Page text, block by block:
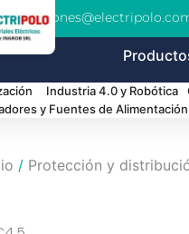
Industria 4.0 y Robótica
y Fuentes de Alimentación
/ Protección y